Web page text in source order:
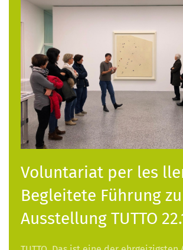
Voluntariat per les
Begleitete Führung
Ausstellung TUTTO